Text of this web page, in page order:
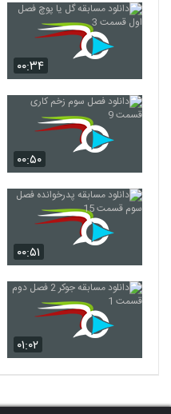
۰۰:۳۴
۰۰:۵۰
۰۰:۵۱
۰۱:۰۲